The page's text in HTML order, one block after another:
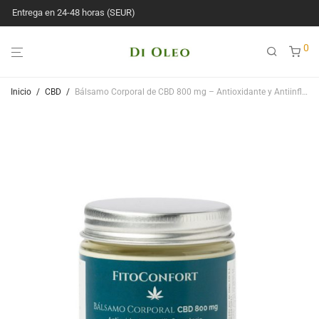
Entrega en 24-48 horas (SEUR)
0
Inicio / CBD / Bálsamo Corporal de CBD 800 mg – Antioxidante y Antiinflamatorio